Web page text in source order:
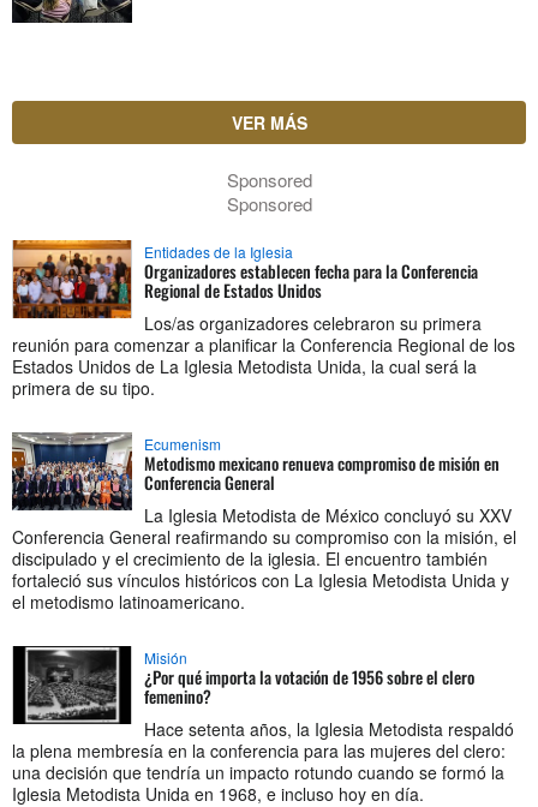
VER MÁS
Sponsored
Sponsored
Entidades de la Iglesia
Organizadores establecen fecha para la Conferencia
Regional de Estados Unidos
Los/as organizadores celebraron su primera
reunión para comenzar a planificar la Conferencia Regional de los
Estados Unidos de La Iglesia Metodista Unida, la cual será la
primera de su tipo.
Ecumenism
Metodismo mexicano renueva compromiso de misión en
Conferencia General
La Iglesia Metodista de México concluyó su XXV
Conferencia General reafirmando su compromiso con la misión, el
discipulado y el crecimiento de la iglesia. El encuentro también
fortaleció sus vínculos históricos con La Iglesia Metodista Unida y
el metodismo latinoamericano.
Misión
¿Por qué importa la votación de 1956 sobre el clero
femenino?
Hace setenta años, la Iglesia Metodista respaldó
la plena membresía en la conferencia para las mujeres del clero:
una decisión que tendría un impacto rotundo cuando se formó la
Iglesia Metodista Unida en 1968, e incluso hoy en día.